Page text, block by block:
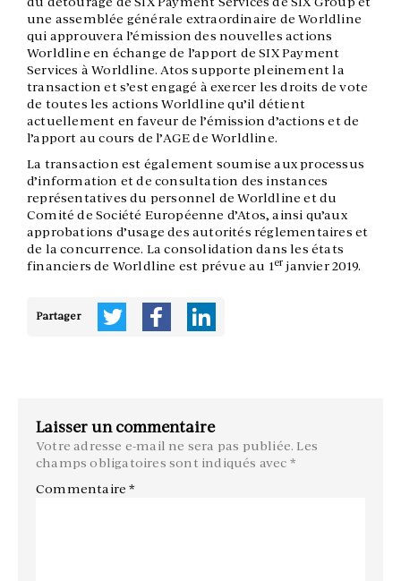
une assemblée générale extraordinaire de Worldline
qui approuvera l’émission des nouvelles actions
Worldline en échange de l’apport de SIX Payment
Services à Worldline. Atos supporte pleinement la
transaction et s’est engagé à exercer les droits de vote
de toutes les actions Worldline qu’il détient
actuellement en faveur de l’émission d’actions et de
l’apport au cours de l’AGE de Worldline.
La transaction est également soumise aux processus
d’information et de consultation des instances
représentatives du personnel de Worldline et du
Comité de Société Européenne d’Atos, ainsi qu’aux
approbations d’usage des autorités réglementaires et
de la concurrence. La consolidation dans les états
financiers de Worldline est prévue au 1er janvier 2019.
Partager
Laisser un commentaire
Votre adresse e-mail ne sera pas publiée. Les
champs obligatoires sont indiqués avec *
Commentaire*